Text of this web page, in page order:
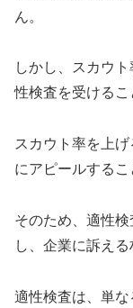
ん。
しかし、スカウ
性検査を受けるこ
スカウト率を上
にアピールするこ
そのため、適性
し、企業に訴え
適性検査は、単